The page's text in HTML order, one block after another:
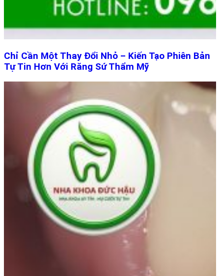
Chỉ Cần Một Thay Đổi Nhỏ – Kiến Tạo Phiên Bản
Tự Tin Hơn Với Răng Sứ Thẩm Mỹ